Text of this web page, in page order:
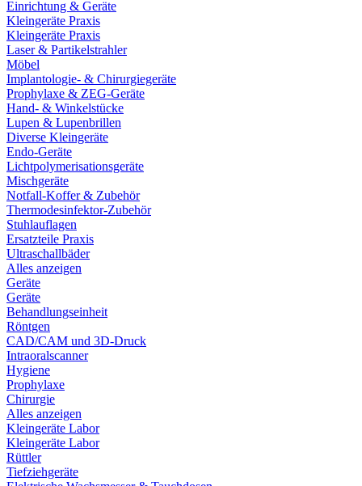
Einrichtung & Geräte
Kleingeräte Praxis
Kleingeräte Praxis
Laser & Partikelstrahler
Möbel
Implantologie- & Chirurgiegeräte
Prophylaxe & ZEG-Geräte
Hand- & Winkelstücke
Lupen & Lupenbrillen
Diverse Kleingeräte
Endo-Geräte
Lichtpolymerisationsgeräte
Mischgeräte
Notfall-Koffer & Zubehör
Thermodesinfektor-Zubehör
Stuhlauflagen
Ersatzteile Praxis
Ultraschallbäder
Alles anzeigen
Geräte
Geräte
Behandlungseinheit
Röntgen
CAD/CAM und 3D-Druck
Intraoralscanner
Hygiene
Prophylaxe
Chirurgie
Alles anzeigen
Kleingeräte Labor
Kleingeräte Labor
Rüttler
Tiefziehgeräte